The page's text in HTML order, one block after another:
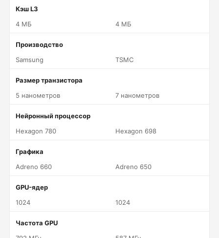
Кэш L3
4 МБ
4 МБ
Производство
Samsung
TSMC
Размер транзистора
5 нанометров
7 нанометров
Нейронный процессор
Hexagon 780
Hexagon 698
Графика
Adreno 660
Adreno 650
GPU-ядер
1024
1024
Частота GPU